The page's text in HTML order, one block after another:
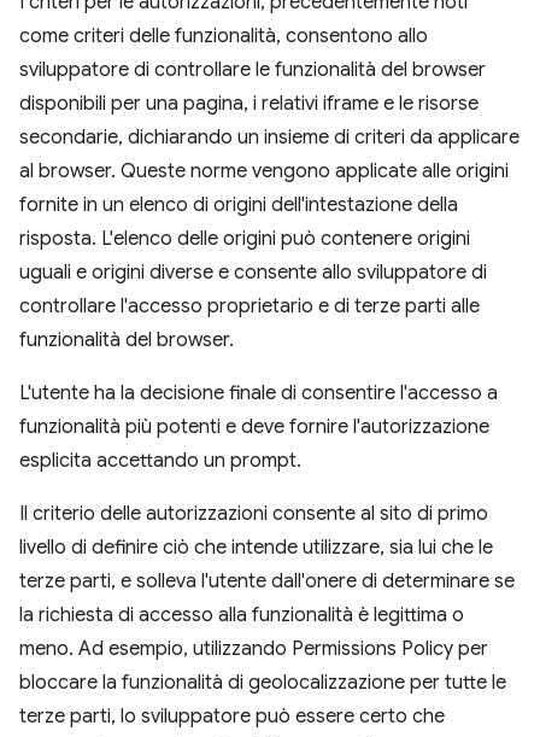
come criteri delle funzionalità, consentono allo
sviluppatore di controllare le funzionalità del browser
disponibili per una pagina, i relativi iframe e le risorse
secondarie, dichiarando un insieme di criteri da applicare
al browser. Queste norme vengono applicate alle origini
fornite in un elenco di origini dell'intestazione della
risposta. L'elenco delle origini può contenere origini
uguali e origini diverse e consente allo sviluppatore di
controllare l'accesso proprietario e di terze parti alle
funzionalità del browser.
L'utente ha la decisione finale di consentire l'accesso a
funzionalità più potenti e deve fornire l'autorizzazione
esplicita accettando un prompt.
Il criterio delle autorizzazioni consente al sito di primo
livello di definire ciò che intende utilizzare, sia lui che le
terze parti, e solleva l'utente dall'onere di determinare se
la richiesta di accesso alla funzionalità è legittima o
meno. Ad esempio, utilizzando Permissions Policy per
bloccare la funzionalità di geolocalizzazione per tutte le
terze parti, lo sviluppatore può essere certo che